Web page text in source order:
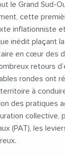
le Grand Sud-
cette
inflationniste
inédit plaçant
en cœur des
retours
rondes ont
à
des pratiques
collective,
(PAT), les